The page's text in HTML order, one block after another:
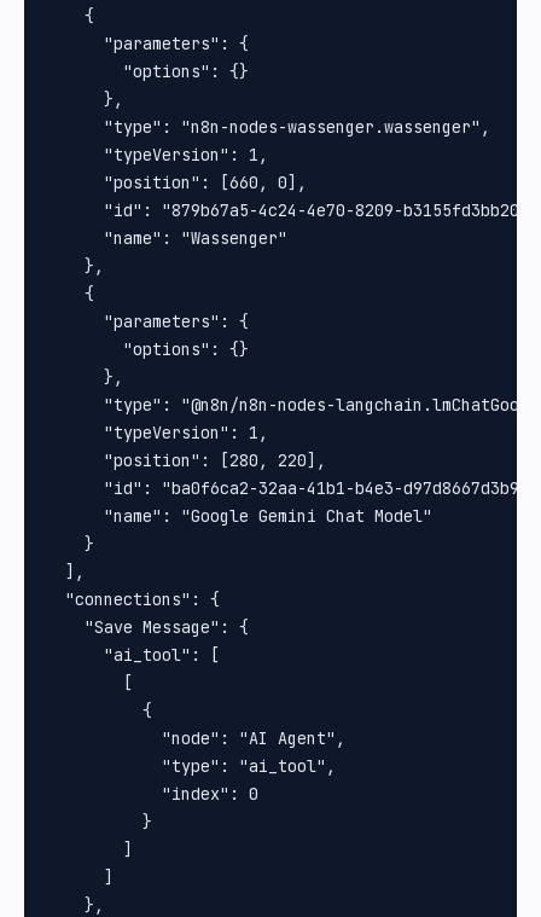
    {
      "parameters": {
        "options": {}
      },
      "type": "n8n-nodes-wassenger.wassenger",
      "typeVersion": 1,
      "position": [660, 0],
      "id": "879b67a5-4c24-4e70-8209-b3155fd3bb20",
      "name": "Wassenger"
    },
    {
      "parameters": {
        "options": {}
      },
"type": "@n8n/n8n-nodes-
      "typeVersion": 1,
      "position": [280, 220],
      "id": "ba0f6ca2-32aa-41b1-b4e3-d97d8667d3b9",
      "name": "Google Gemini Chat Model"
    }
  ],
  "connections": {
    "Save Message": {
      "ai_tool": [
        [
          {
            "node": "AI Agent",
            "type": "ai_tool",
            "index": 0
          }
        ]
      ]
    },